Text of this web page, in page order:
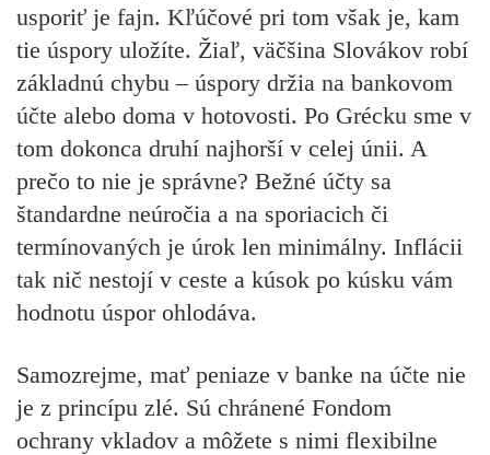
usporiť je fajn. Kľúčové pri tom však je, kam
tie úspory uložíte. Žiaľ, väčšina Slovákov robí
základnú chybu – úspory držia na bankovom
účte alebo doma v hotovosti. Po Grécku sme v
tom dokonca druhí najhorší v celej únii. A
prečo to nie je správne? Bežné účty sa
štandardne neúročia a na sporiacich či
termínovaných je úrok len minimálny. Inflácii
tak nič nestojí v ceste a kúsok po kúsku vám
hodnotu úspor ohlodáva.
Samozrejme, mať peniaze v banke na účte nie
je z princípu zlé. Sú chránené Fondom
ochrany vkladov a môžete s nimi flexibilne